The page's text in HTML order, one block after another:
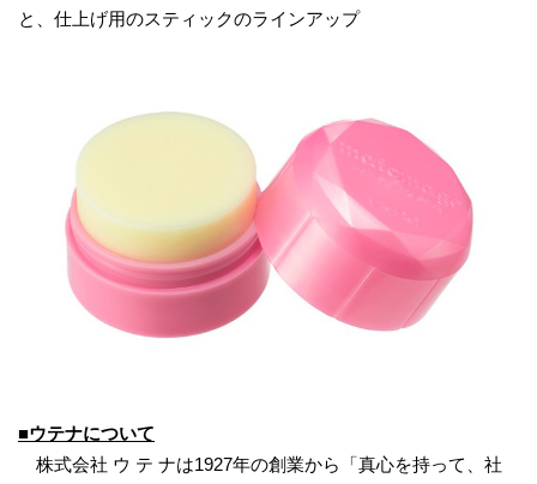
と、仕上げ用のスティックのラインアップ
■ウテナについて
株式会社 ウ テ ナは1927年の創業から「真心を持って、社